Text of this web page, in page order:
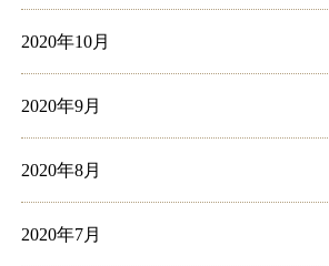
2020年10月
2020年9月
2020年8月
2020年7月